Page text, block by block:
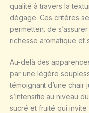
qualité à travers la
dégage. Ces critères
permettent de
richesse aromatique et
Au-delà des
par une légère
témoignant d’une chair
s’intensifie au niveau
sucré et fruité qui invite